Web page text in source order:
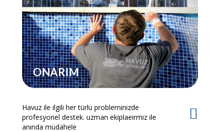
ONARIM
Havuz ile ilgili her türlü probleminizde
profesyonel destek. uzman ekiplaeirmiz ile
anında müdahele